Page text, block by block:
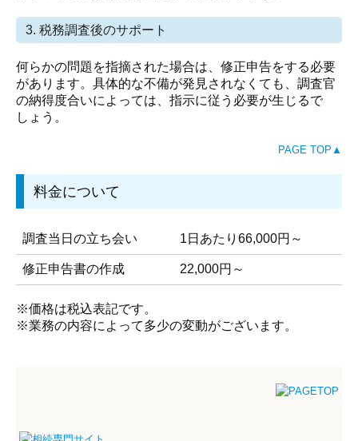
3. 税務調査後のサポート
何らかの問題を指摘された場合は、修正申告をする必要
があります。具体的な不備が発見されなくても、調査官
の納得度合いによっては、指示に従う必要が生じるで
しょう。
PAGE TOP▲
料金について
調査当日の立ち会い 1日あたり66,000円～
修正申告書の作成 22,000円～
※価格は税込表記です。
※業務の内容によって多少の変動がございます。